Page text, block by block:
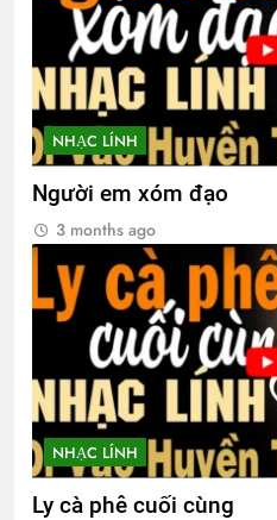
NHẠC LÍNH
Người em xóm đạo
3 months ago
NHẠC LÍNH
Ly cà phê cuối cùng